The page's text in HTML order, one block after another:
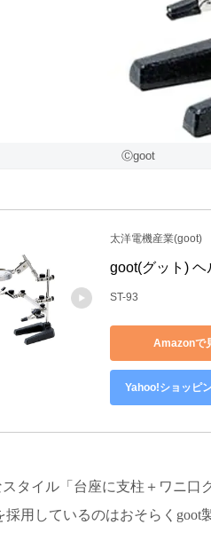
Ⓒgoot
太洋電機産業(goot)
goot(グット)
ST-93
Amazonで
Yahoo!ショッピ
スタイル「台座に支柱＋ワニ口
採用しているのはおそらく goot